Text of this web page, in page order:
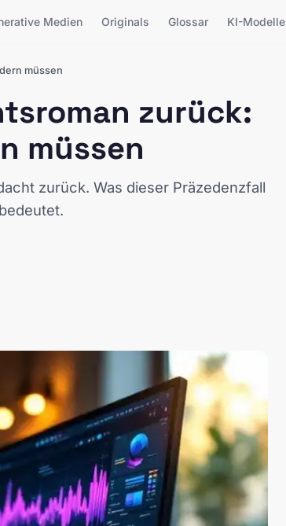
Medien Originals Glossar KI-Modelle
müssen
zurück:
müssen
zurück. Was dieser Präzedenzfall